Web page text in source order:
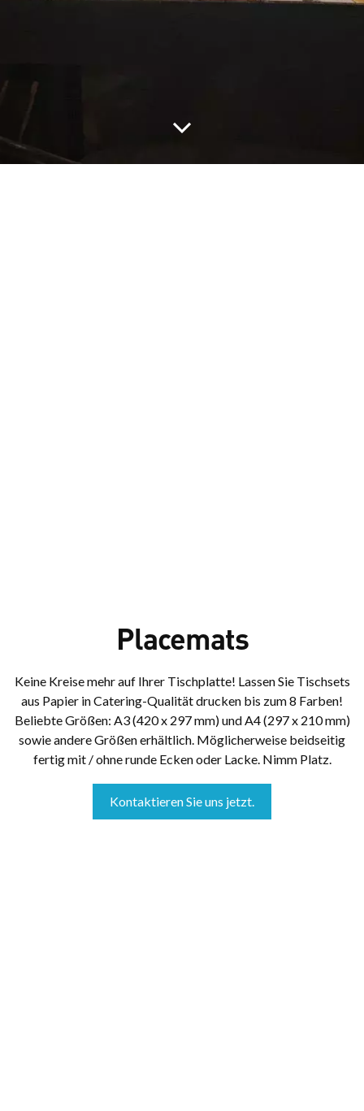
Placemats
Keine Kreise mehr auf Ihrer Tischplatte! Lassen Sie Tischsets
aus Papier in Catering-Qualität drucken bis zum 8 Farben!
Beliebte Größen: A3 (420 x 297 mm) und A4 (297 x 210 mm)
sowie andere Größen erhältlich. Möglicherweise beidseitig
fertig mit / ohne runde Ecken oder Lacke. Nimm Platz.
Kontaktieren Sie uns jetzt.